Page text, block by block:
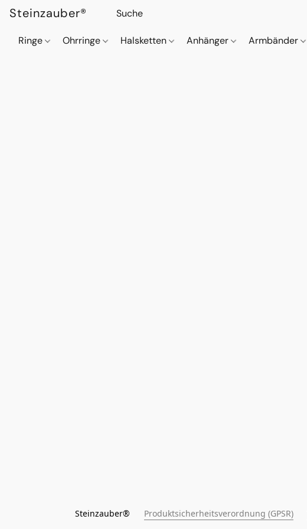
Steinzauber®
Ringe Ohrringe Halsketten Anhänger Armbänder
Steinzauber® Produktsicherheitsverordnung (GPSR)